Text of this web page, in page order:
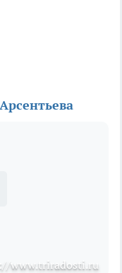
www.triradosti.ru